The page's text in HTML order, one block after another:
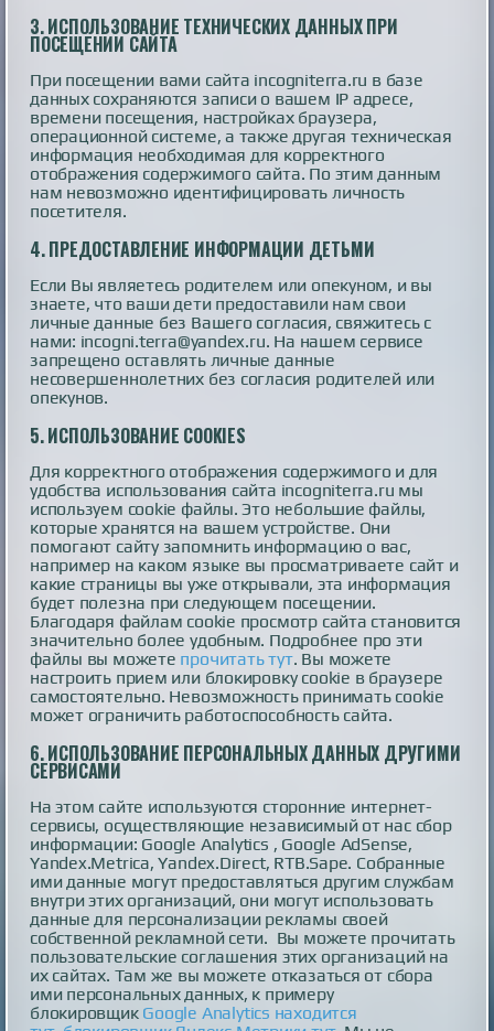
3.ИСПОЛЬЗОВАНИЕ ТЕХНИЧЕСКИХ ДАННЫХ ПРИ
ПОСЕЩЕНИИ САЙТА
При посещении вами сайта incogniterra.ru в базе
данных сохраняются записи о вашем IP адресе,
времени посещения, настройках браузера,
операционной системе, а также другая техническая
информация необходимая для корректного
отображения содержимого сайта. По этим данным
нам невозможно идентифицировать личность
посетителя.
4.ПРЕДОСТАВЛЕНИЕ ИНФОРМАЦИИ ДЕТЬМИ
Если Вы являетесь родителем или опекуном, и вы
знаете, что ваши дети предоставили нам свои
личные данные без Вашего согласия, свяжитесь с
нами: incogni.terra@yandex.ru. На нашем сервисе
запрещено оставлять личные данные
несовершеннолетних без согласия родителей или
опекунов.
5.ИСПОЛЬЗОВАНИЕ COOKIES
Для корректного отображения содержимого и для
удобства использования сайта incogniterra.ru мы
используем cookie файлы. Это небольшие файлы,
которые хранятся на вашем устройстве. Они
помогают сайту запомнить информацию о вас,
например на каком языке вы просматриваете сайт и
какие страницы вы уже открывали, эта информация
будет полезна при следующем посещении.
Благодаря файлам cookie просмотр сайта становится
значительно более удобным. Подробнее про эти
файлы вы можете прочитать тут. Вы можете
настроить прием или блокировку cookie в браузере
самостоятельно. Невозможность принимать cookie
может ограничить работоспособность сайта.
6.ИСПОЛЬЗОВАНИЕ ПЕРСОНАЛЬНЫХ ДАННЫХ ДРУГИМИ
СЕРВИСАМИ
На этом сайте используются сторонние интернет-
сервисы, осуществляющие независимый от нас сбор
информации: Google Analytics , Google AdSense,
Yandex.Metrica, Yandex.Direct, RTB.Sape. Собранные
ими данные могут предоставляться другим службам
внутри этих организаций, они могут использовать
данные для персонализации рекламы своей
собственной рекламной сети. Вы можете прочитать
пользовательские соглашения этих организаций на
их сайтах. Там же вы можете отказаться от сбора
ими персональных данных, к примеру
блокировщик Google Analytics находится